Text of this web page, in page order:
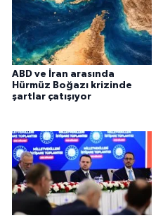
ABD ve İran arasında
Hürmüz Boğazı krizinde
şartlar çatışıyor